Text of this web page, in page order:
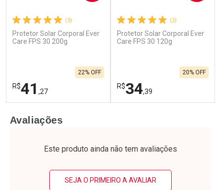
(3)
Protetor Solar Corporal Ever
Care FPS 30 200g
R$41 ,27
22% OFF
Laboratório
Por Menos
(2)
Protetor Solar Corporal Ever
Care FPS 30 120g
R$34,39
20% OFF
Laboratório
Por Menos
Avaliações
Este produto ainda não tem avaliações
SEJA O PRIMEIRO A AVALIAR